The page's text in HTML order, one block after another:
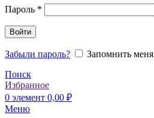
Пароль *
Войти
Забыли пароль?
Запомнить меня
Поиск
Избранное
0 элемент 0,00 ₽
Меню